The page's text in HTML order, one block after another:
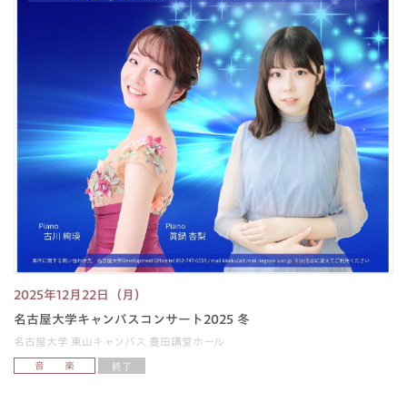
2025年12月22日（月）
名古屋大学キャンパスコンサート2025 冬
名古屋大学 東山キャンパス 豊田講堂ホール
音 楽 終了